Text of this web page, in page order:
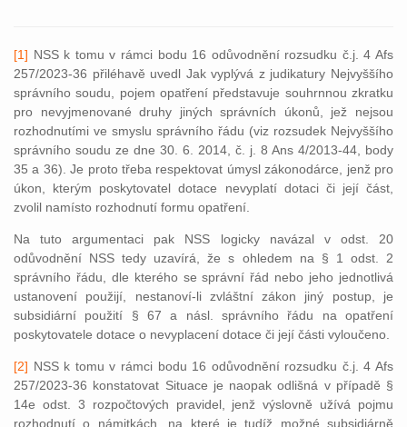
[1] NSS k tomu v rámci bodu 16 odůvodnění rozsudku č.j. 4 Afs
257/2023-36 přiléhavě uvedl Jak vyplývá z judikatury Nejvyššího
správního soudu, pojem opatření představuje souhrnnou zkratku
pro nevyjmenované druhy jiných správních úkonů, jež nejsou
rozhodnutími ve smyslu správního řádu (viz rozsudek Nejvyššího
správního soudu ze dne 30. 6. 2014, č. j. 8 Ans 4/2013-44, body
35 a 36). Je proto třeba respektovat úmysl zákonodárce, jenž pro
úkon, kterým poskytovatel dotace nevyplatí dotaci či její část,
zvolil namísto rozhodnutí formu opatření.
Na tuto argumentaci pak NSS logicky navázal v odst. 20
odůvodnění NSS tedy uzavírá, že s ohledem na § 1 odst. 2
správního řádu, dle kterého se správní řád nebo jeho jednotlivá
ustanovení použijí, nestanoví-li zvláštní zákon jiný postup, je
subsidiární použití § 67 a násl. správního řádu na opatření
poskytovatele dotace o nevyplacení dotace či její části vyloučeno.
[2] NSS k tomu v rámci bodu 16 odůvodnění rozsudku č.j. 4 Afs
257/2023-36 konstatovat Situace je naopak odlišná v případě §
14e odst. 3 rozpočtových pravidel, jenž výslovně užívá pojmu
rozhodnutí o námitkách, na které je tudíž možné subsidiárně